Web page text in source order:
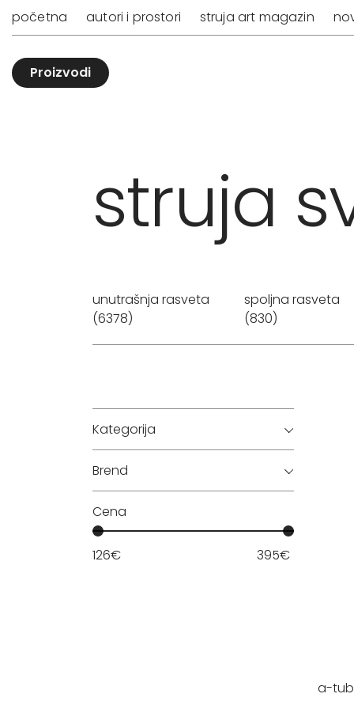
početna autori i prostori struja art magazin
Proizvodi
struja
unutrašnja rasveta
(6378)
spoljna rasveta
(830)
Kategorija
Brend
Cena
126€ 395€
a-